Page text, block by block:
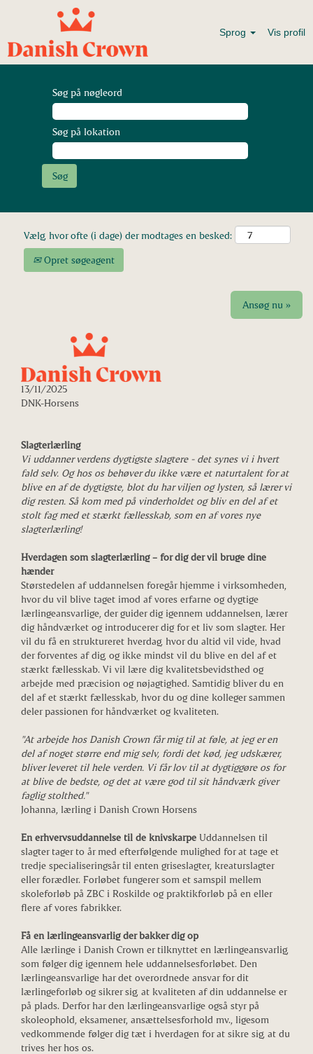
Sprog Vis profil
Søg på nøgleord
Søg på lokation
Vælg, hvor ofte (i dage) der modtages en besked:
Opret søgeagent
Ansøg nu »
13/11/2025
DNK-Horsens
Slagterlærling
Vi uddanner verdens dygtigste slagtere - det synes vi i hvert
fald selv. Og hos os behøver du ikke være et naturtalent for at
blive en af de dygtigste, blot du har viljen og lysten, så lærer vi
dig resten. Så kom med på vinderholdet og bliv en del af et
stolt fag med et stærkt fællesskab, som en af vores nye
slagterlærling!
Hverdagen som slagterlærling – for dig der vil bruge dine
hænder
Størstedelen af uddannelsen foregår hjemme i virksomheden,
hvor du vil blive taget imod af vores erfarne og dygtige
lærlingeansvarlige, der guider dig igennem uddannelsen, lærer
dig håndværket og introducerer dig for et liv som slagter. Her
vil du få en struktureret hverdag, hvor du altid vil vide, hvad
der forventes af dig, og ikke mindst vil du blive en del af et
stærkt fællesskab. Vi vil lære dig kvalitetsbevidsthed og
arbejde med præcision og nøjagtighed. Samtidig bliver du en
del af et stærkt fællesskab, hvor du og dine kolleger sammen
deler passionen for håndværket og kvaliteten.
"At arbejde hos Danish Crown får mig til at føle, at jeg er en
del af noget større end mig selv, fordi det kød, jeg udskærer,
bliver leveret til hele verden. Vi får lov til at dygtiggøre os for
at blive de bedste, og det at være god til sit håndværk giver
faglig stolthed."
Johanna, lærling i Danish Crown Horsens
En erhvervsuddannelse til de knivskarpe Uddannelsen til
slagter tager to år med efterfølgende mulighed for at tage et
tredje specialiseringsår til enten griseslagter, kreaturslagter
eller forædler. Forløbet fungerer som et samspil mellem
skoleforløb på ZBC i Roskilde og praktikforløb på en eller
flere af vores fabrikker.
Få en lærlingeansvarlig der bakker dig op
Alle lærlinge i Danish Crown er tilknyttet en lærlingeansvarlig,
som følger dig igennem hele uddannelsesforløbet. Den
lærlingeansvarlige har det overordnede ansvar for dit
lærlingeforløb og sikrer sig, at kvaliteten af din uddannelse er
på plads. Derfor har den lærlingeansvarlige også styr på
skoleophold, eksamener, ansættelsesforhold mv., ligesom
vedkommende følger dig tæt i hverdagen for at sikre sig, at du
trives her hos os.